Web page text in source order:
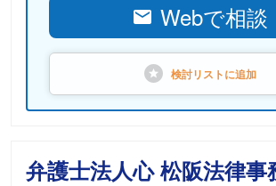
Webで相談
検討リストに追加
弁護士法人心 松阪法律事